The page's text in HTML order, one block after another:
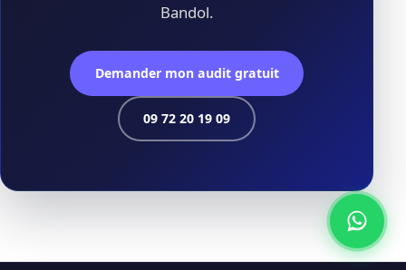
Bandol.
Demander mon audit gratuit
09 72 20 19 09